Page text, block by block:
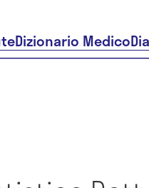
Dizionario Medico